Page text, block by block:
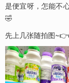
是便宜呀，怎能不
🤣
先上几张随拍图